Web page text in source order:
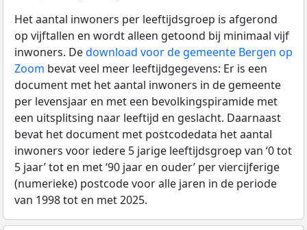
Het aantal inwoners per leeftijdsgroep is afgerond
op vijftallen en wordt alleen getoond bij minimaal vijf
inwoners. Dedownload voor de gemeente Bergen op
Zoom bevat veel meer leeftijdgegevens: Er is een
document met het aantal inwoners in de gemeente
per levensjaar en met een bevolkingspiramide met
een uitsplitsing naar leeftijd en geslacht. Daarnaast
bevat het document met postcodedata het aantal
inwoners voor iedere 5 jarige leeftijdsgroep van ‘0 tot
5 jaar’ tot en met ‘90 jaar en ouder’ per viercijferige
(numerieke) postcode voor alle jaren in de periode
van 1998 tot en met 2025.